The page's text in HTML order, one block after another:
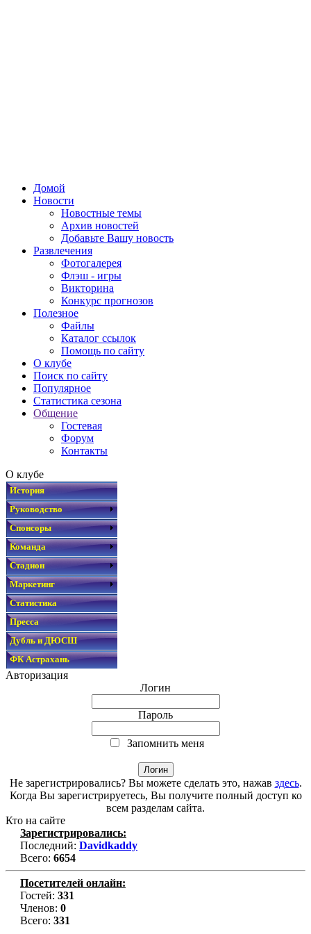
Домой
Новости
Новостные темы
Архив новостей
Добавьте Вашу новость
Развлечения
Фотогалерея
Флэш - игры
Викторина
Конкурс прогнозов
Полезное
Файлы
Каталог ссылок
Помощь по сайту
О клубе
Поиск по сайту
Популярное
Статистика сезона
Общение
Гостевая
Форум
Контакты
О клубе
История
Руководство
Спонсоры
Команда
Стадион
Маркетинг
Статистика
Пресса
Дубль и ДЮСШ
ФК Астрахань
Авторизация
Логин
Пароль
Запомнить меня
Не зарегистрировались? Вы можете сделать это, нажав здесь.
Когда Вы зарегистрируетесь, Вы получите полный доступ ко
всем разделам сайта.
Кто на сайте
Зарегистрировались:
Последний: Davidkaddy
Всего: 6654
Посетителей онлайн:
Гостей: 331
Членов: 0
Всего: 331